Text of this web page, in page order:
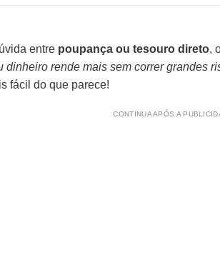
entre poupança ou tesouro direto,
dinheiro rende mais sem correr grandes
fácil do que parece!
CONTINUA APÓS A